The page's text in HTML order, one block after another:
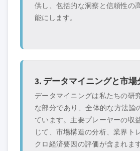
供し、包括的な洞察と信頼性の
能にします。
3. データマイニングと市場
データマイニングは私たちの研
な部分であり、全体的な方法論
ています。主要プレーヤーの収
じて、市場構造の分析、業界ト
クロ経済要因の評価が含まれま